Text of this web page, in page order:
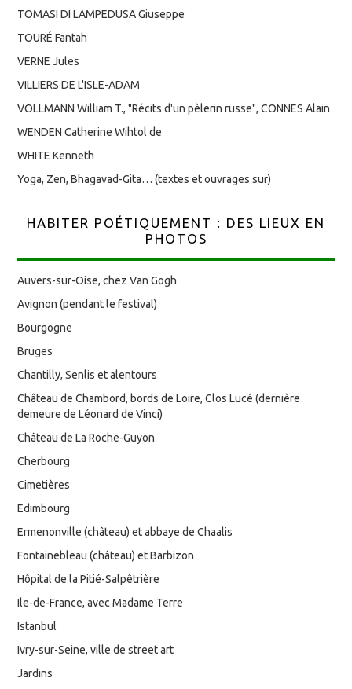
TOMASI DI LAMPEDUSA Giuseppe
TOURÉ Fantah
VERNE Jules
VILLIERS DE L'ISLE-ADAM
VOLLMANN William T., "Récits d'un pèlerin russe", CONNES Alain
WENDEN Catherine Wihtol de
WHITE Kenneth
Yoga, Zen, Bhagavad-Gita… (textes et ouvrages sur)
HABITER POÉTIQUEMENT : DES LIEUX EN
PHOTOS
Auvers-sur-Oise, chez Van Gogh
Avignon (pendant le festival)
Bourgogne
Bruges
Chantilly, Senlis et alentours
Château de Chambord, bords de Loire, Clos Lucé (dernière
demeure de Léonard de Vinci)
Château de La Roche-Guyon
Cherbourg
Cimetières
Edimbourg
Ermenonville (château) et abbaye de Chaalis
Fontainebleau (château) et Barbizon
Hôpital de la Pitié-Salpêtrière
Ile-de-France, avec Madame Terre
Istanbul
Ivry-sur-Seine, ville de street art
Jardins